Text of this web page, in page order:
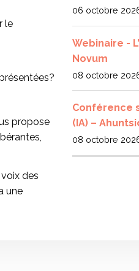
le
propose
des
une
06 octobre
Webinaire -
Novum
08 octobre
Conférence
(IA) –
08 octobre